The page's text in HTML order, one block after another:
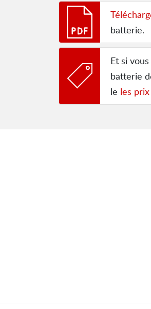
batterie.
Et si
batterie
le les